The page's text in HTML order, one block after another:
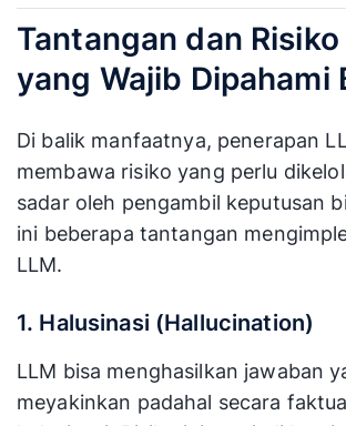
Tantangan dan Risiko
yang Wajib Dipahami
Di balik manfaatnya, penerapan
membawa risiko yang perlu
sadar oleh pengambil keputusan
ini beberapa tantangan
LLM.
1. Halusinasi (Hallucination)
LLM bisa menghasilkan jawaban
meyakinkan padahal secara